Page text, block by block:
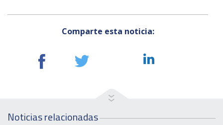
Comparte esta noticia:
Noticias relacionadas